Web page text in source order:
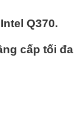
Q370.
cấp tối đa